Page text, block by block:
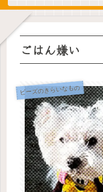
ごはん嫌い
ビーズのきらいなもの